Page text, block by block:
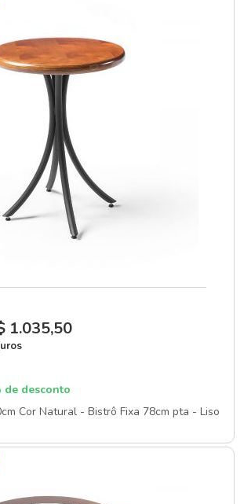
1.035,50
de desconto
Cor Natural - Bistrô Fixa 78cm pta - Liso